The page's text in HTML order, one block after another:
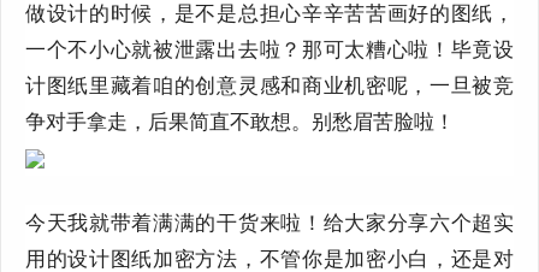
做设计的时候，是不是总担心辛辛苦苦画好的图纸，
一个不小心就被泄露出去啦？那可太糟心啦！毕竟设
计图纸里藏着咱的创意灵感和商业机密呢，一旦被竞
争对手拿走，后果简直不敢想。别愁眉苦脸啦！
今天我就带着满满的干货来啦！给大家分享六个超实
用的设计图纸加密方法，不管你是加密小白，还是对